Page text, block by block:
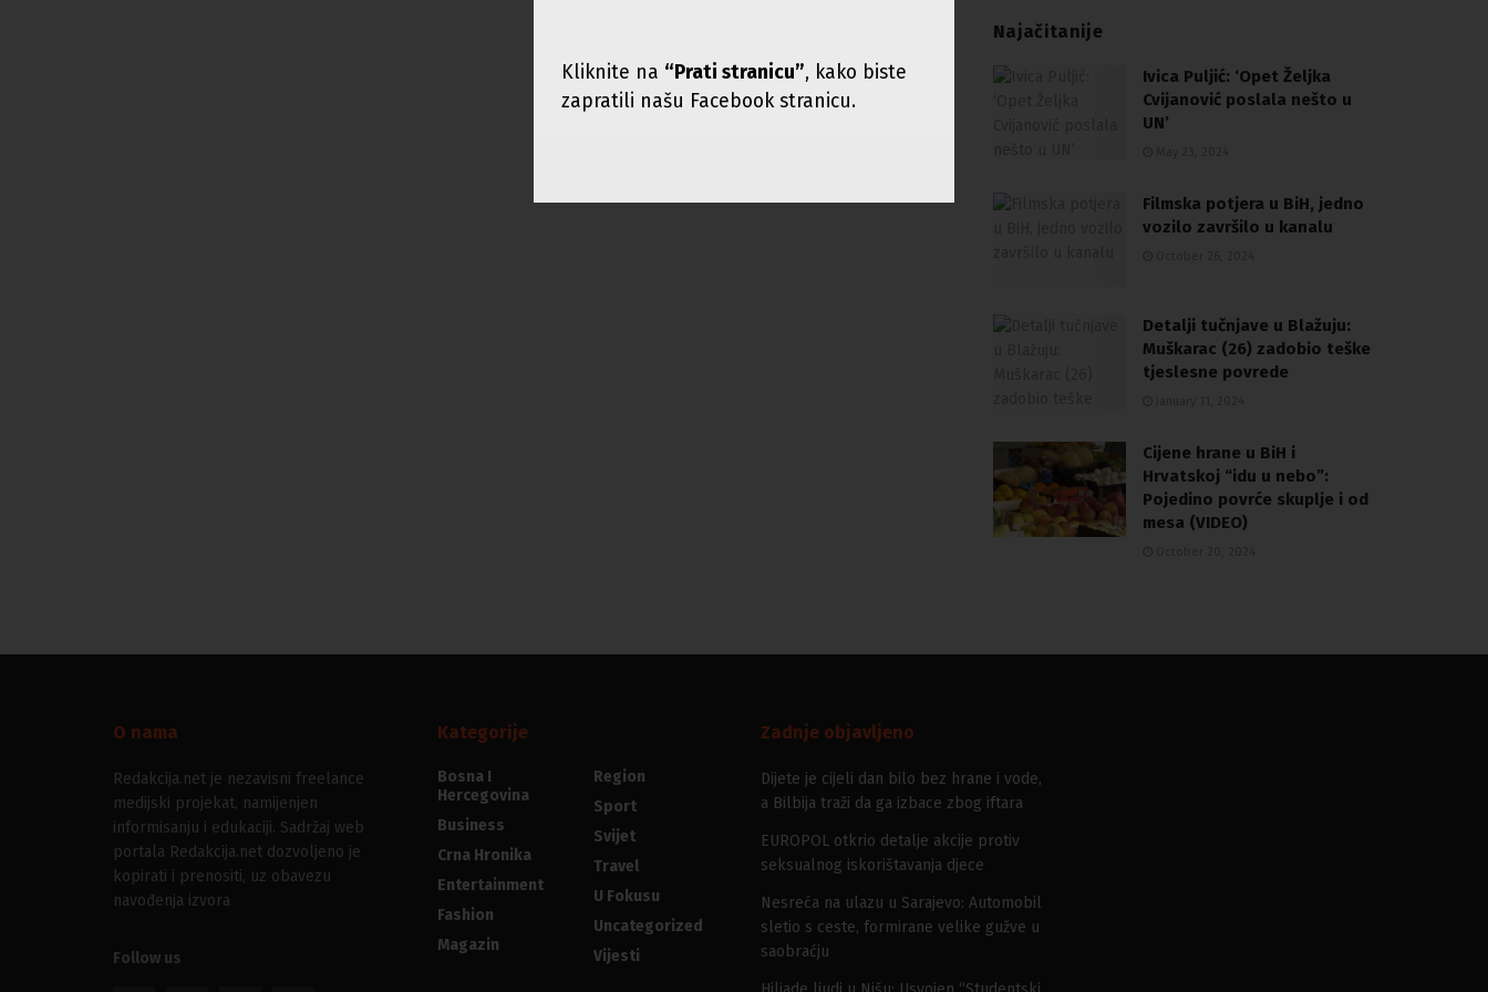
Najačitanije
Ivica Puljić: ‘Opet Željka
Cvijanović poslala nešto u
UN’
Filmska potjera u BiH, jedno
vozilo završilo u kanalu
Detalji tučnjave u Blažuju:
Muškarac (26) zadobio teške
tjeslesne povrede
Cijene hrane u BiH i
Hrvatskoj “idu u nebo”:
Pojedino povrće skuplje i od
mesa (VIDEO)
O nama
Redakcija.net je nezavisni freelance
medijski projekat, namijenjen
informisanju i edukaciji. Sadržaj web
portala Redakcija.net dozvoljeno je
kopirati i prenositi, uz obavezu
navođenja izvora
Follow us
Kategorije
Bosna I
Hercegovina
Business
Crna Hronika
Entertainment
Fashion
Magazin
Region
Sport
Svijet
Travel
U Fokusu
Uncategorized
Vijesti
Zadnje objavljeno
Dijete je cijeli dan bilo bez hrane i vode,
a Bilbija traži da ga izbace zbog iftara
EUROPOL otkrio detalje akcije protiv
seksualnog iskorištavanja djece
Nesreća na ulazu u Sarajevo: Automobil
sletio s ceste, formirane velike gužve u
saobraćju
Kliknite na “Prati stranicu”, kako biste
zapratili našu Facebook stranicu.